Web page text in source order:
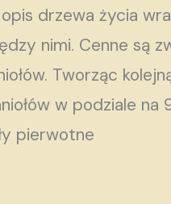
drzewa życia
nimi. Cenne są
Tworząc
w podziale
pierwotne